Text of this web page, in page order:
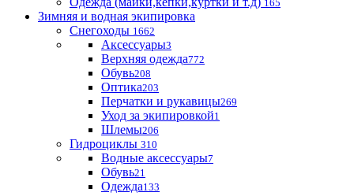
165
Зимняя и водная экипировка
Снегоходы 1662
Аксессуары3
Верхняя одежда772
Обувь208
Оптика203
Перчатки и рукавицы269
Уход за экипировкой1
Шлемы206
Гидроциклы 310
Водные аксессуары7
Обувь21
Одежда133